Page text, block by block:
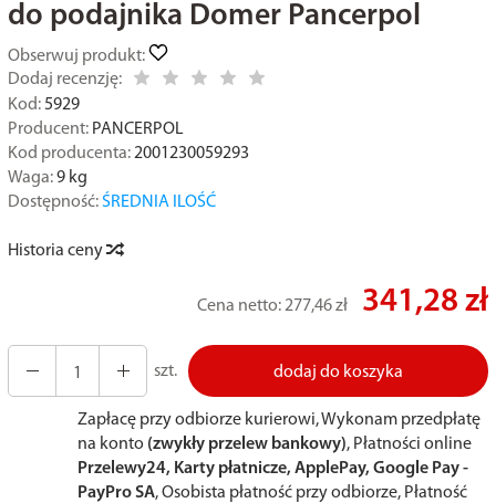
do podajnika Domer Pancerpol
Obserwuj produkt:
Dodaj recenzję:
Kod: 5929
Producent: PANCERPOL
Kod producenta: 2001230059293
Waga: 9kg
Dostępność: ŚREDNIA ILOŚĆ
Historia ceny
Cena netto:277,46 zł 341,28 zł
szt. dodaj do koszyka
Zapłacę przy odbiorze kurierowi, Wykonam przedpłatę
na konto (zwykły przelew bankowy), Płatności online
Przelewy24, Karty płatnicze, ApplePay, Google Pay -
PayPro SA, Osobista płatność przy odbiorze, Płatność